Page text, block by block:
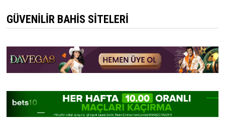
GÜVENILIR BAHIS SITELERI